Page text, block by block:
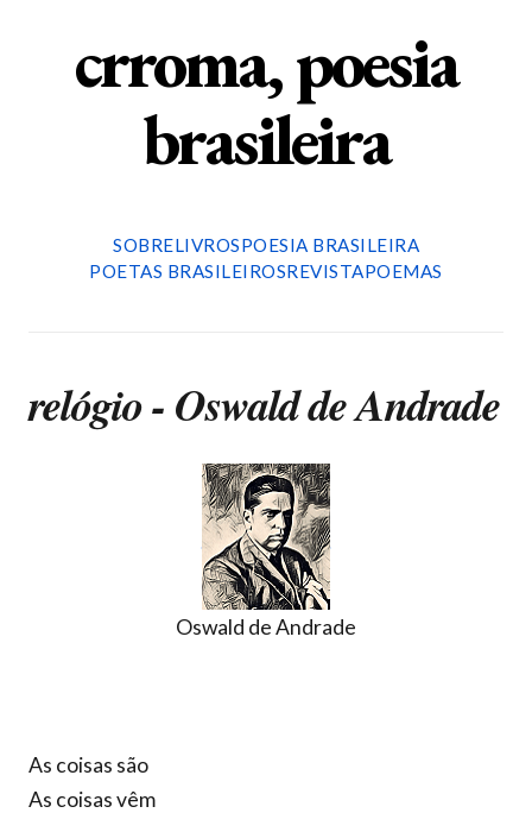
crroma, poesia
brasileira
SOBRELIVROSPOESIA BRASILEIRA
POETAS BRASILEIROSREVISTAPOEMAS
relógio - Oswald de Andrade
Oswald de Andrade
As coisas são
As coisas vêm